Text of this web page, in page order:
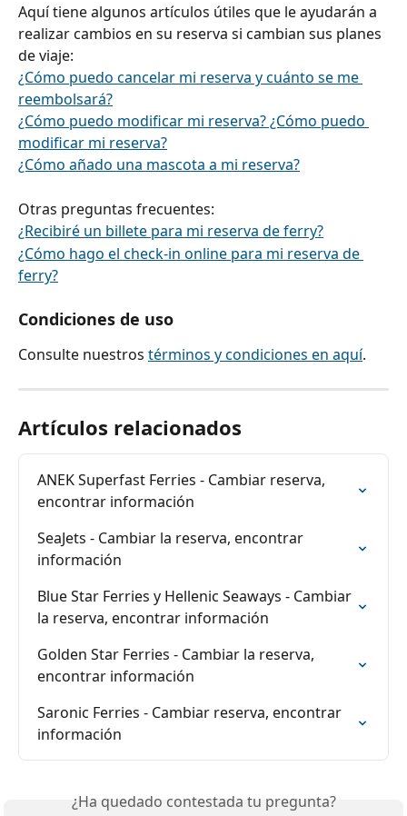
Aquí tiene algunos artículos útiles que le ayudarán a
realizar cambios en su reserva si cambian sus planes
de viaje:
¿Cómo puedo cancelar mi reserva y cuánto se me
reembolsará?
¿Cómo puedo modificar mi reserva? ¿Cómo puedo
modificar mi reserva?
¿Cómo añado una mascota a mi reserva?
Otras preguntas frecuentes:
¿Recibiré un billete para mi reserva de ferry?
¿Cómo hago el check-in online para mi reserva de
ferry?
Condiciones de uso
Consulte nuestros términos y condiciones en aquí.
Artículos relacionados
ANEK Superfast Ferries - Cambiar reserva,
encontrar información
SeaJets - Cambiar la reserva, encontrar
información
Blue Star Ferries y Hellenic Seaways - Cambiar
la reserva, encontrar información
Golden Star Ferries - Cambiar la reserva,
encontrar información
Saronic Ferries - Cambiar reserva, encontrar
información
¿Ha quedado contestada tu pregunta?